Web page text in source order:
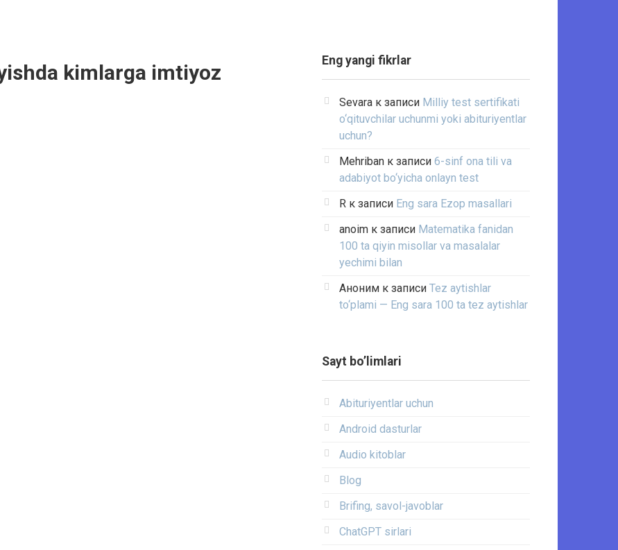
kimlarga imtiyoz
Eng yangi fikrlar
Sevara к записи Milliy test sertifikati
o‘qituvchilar uchunmi yoki abituriyentlar
uchun?
Mehriban к записи 6-sinf ona tili va
adabiyot bo‘yicha onlayn test
R к записи Eng sara Ezop masallari
anoim к записи Matematika fanidan
100 ta qiyin misollar va masalalar
yechimi bilan
Аноним к записи Tez aytishlar
to‘plami — Eng sara 100 ta tez aytishlar
Sayt bo’limlari
Abituriyentlar uchun
Android dasturlar
Audio kitoblar
Blog
Brifing, savol-javoblar
ChatGPT sirlari